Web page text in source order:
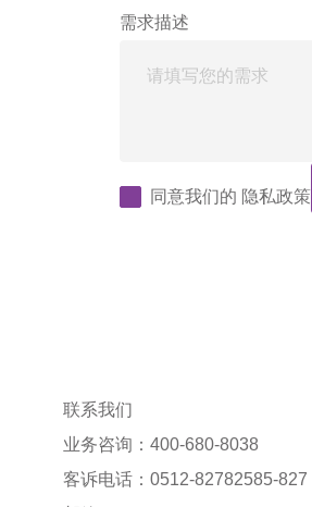
需求描述
同意我们的 隐私政策
联系我们
业务咨询：400-680-8038
客诉电话：0512-82782585-827